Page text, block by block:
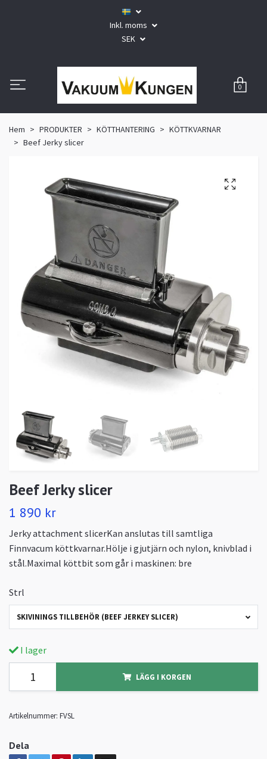
Inkl. moms
SEK
0
Hem PRODUKTER KÖTTHANTERING
KÖTTKVARNAR
Beef Jerky slicer
Beef Jerky slicer
1 890 kr
Jerky attachment slicerKan anslutas till samtliga
Finnvacum köttkvarnar.Hölje i gjutjärn och nylon, knivblad i
stål.Maximal köttbit som går i maskinen: bre
Strl
SKIVININGS TILLBEHÖR (BEEF JERKEY SLICER)
I lager
LÄGG I KORGEN
Artikelnummer: FVSL
Dela